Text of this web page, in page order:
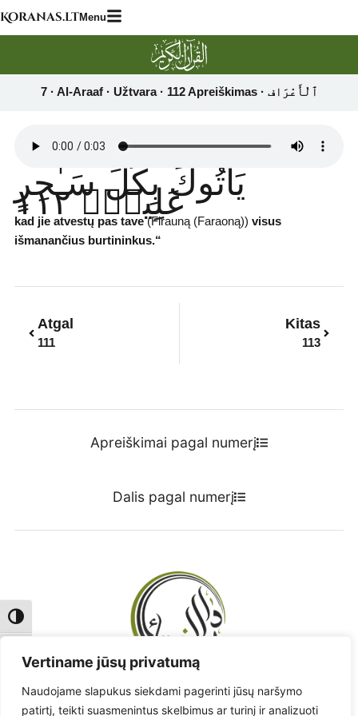
Vertiname jūsų privatumą
Naudojame slapukus siekdami pagerinti jūsų naršymo
patirtį, teikti suasmenintus skelbimus ar turinį ir analizuoti
Toggle High Contrast
Toggle Font size
Skip
to
Koranas.ltMenu
يَأْتُوكَ بِكُلِّ سَـٰحِرٍ
عَلِيمٍۢ ١١٢
kad jie atvestų pas tave(Firauną (Faraoną)) visus
išmanančius burtininkus.“
Atgal
111
Kitas
113
Apreiškimai pagal numerį
Dalis pagal numerį
Radote klaidą? - Praneškite!